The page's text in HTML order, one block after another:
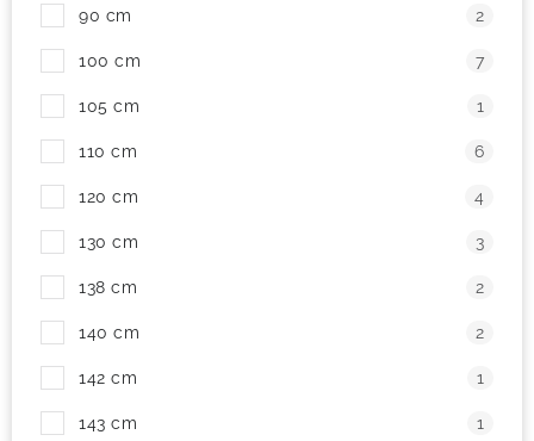
! Akcie ! Obchodné podmienky
Moja objednávka
90 cm 2
100 cm 7
105 cm 1
110 cm 6
120 cm 4
130 cm 3
138 cm 2
140 cm 2
142 cm 1
143 cm 1